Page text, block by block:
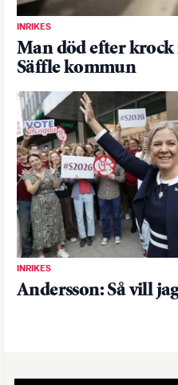
INRIKES
Man död efter krock
Säffle kommun
INRIKES
Andersson: Så vill